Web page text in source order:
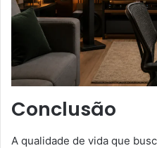
Conclusão
A qualidade de vida que